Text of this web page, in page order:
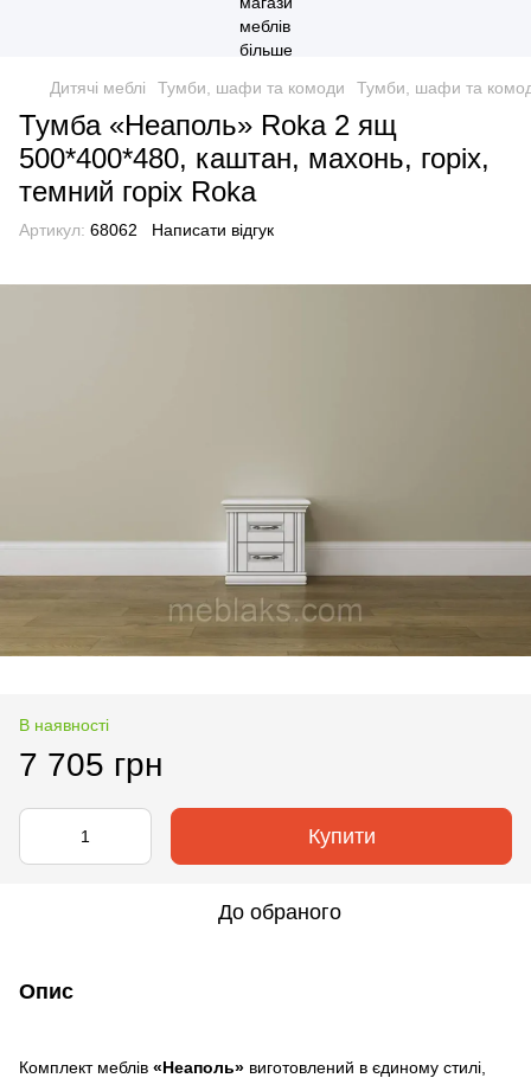
Дитячі меблі Тумби, шафи та комоди Тумби, шафи та
Тумба «Неаполь» Roka 2 ящ
500*400*480, каштан, махонь, горіх,
темний горіх Roka
Артикул: 68062 Написати відгук
В наявності
7 705 грн
Купити
До обраного
Опис
Комплект меблів «Неаполь» виготовлений в єдиному стилі,